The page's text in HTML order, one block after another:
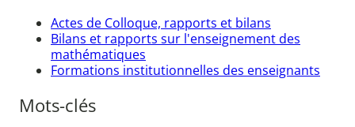
Actes de Colloque, rapports et bilans
Bilans et rapports sur l'enseignement des
mathématiques
Formations institutionnelles des enseignants
Mots-clés